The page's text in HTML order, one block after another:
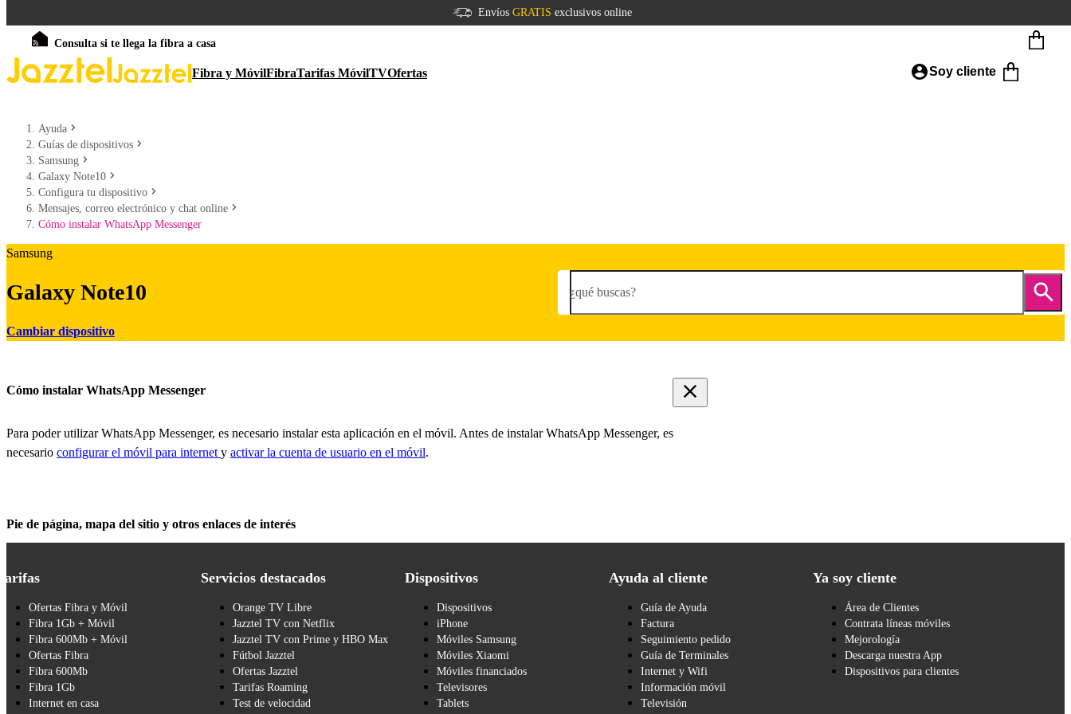
Envíos GRATIS exclusivos online
Consulta si te llega la fibra a casa
Fibra y MóvilFibraTarifas MóvilTVOfertas Soy cliente
Ayuda
Guías de dispositivos
Samsung
Galaxy Note10
Configura tu dispositivo
Mensajes, correo electrónico y chat online
Cómo instalar WhatsApp Messenger
Samsung
Galaxy Note10
Cambiar dispositivo
¿qué buscas?
Cómo instalar WhatsApp Messenger
Para poder utilizar WhatsApp Messenger, es necesario instalar esta aplicación en el móvil. Antes de instalar WhatsApp Messenger, es
necesario configurar el móvil para internet y activar la cuenta de usuario en el móvil.
Pie de página, mapa del sitio y otros enlaces de interés
Ofertas Fibra y Móvil
Fibra 1Gb + Móvil
Fibra 600Mb + Móvil
Ofertas Fibra
Fibra 600Mb
Fibra 1Gb
Internet en casa
Servicios destacados
Orange TV Libre
Jazztel TV con Netflix
Jazztel TV con Prime y HBO Max
Fútbol Jazztel
Ofertas Jazztel
Tarifas Roaming
Test de velocidad
Dispositivos
Dispositivos
iPhone
Móviles Samsung
Móviles Xiaomi
Móviles financiados
Televisores
Tablets
Ayuda al cliente
Guía de Ayuda
Factura
Seguimiento pedido
Guía de Terminales
Internet y Wifi
Información móvil
Televisión
Ya soy cliente
Área de Clientes
Contrata líneas móviles
Mejorología
Descarga nuestra App
Dispositivos para clientes